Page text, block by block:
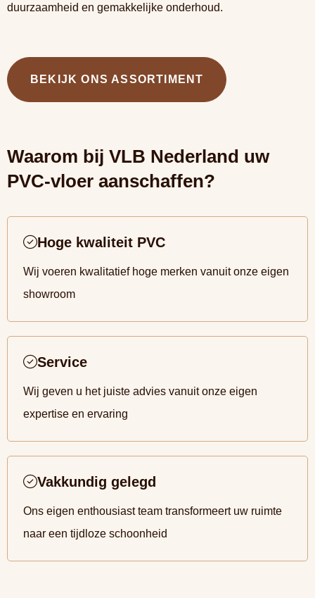
duurzaamheid en gemakkelijke onderhoud.
BEKIJK ONS ASSORTIMENT
Waarom bij VLB Nederland uw
PVC-vloer aanschaffen?
Hoge kwaliteit PVC
Wij voeren kwalitatief hoge merken vanuit onze eigen
showroom
Service
Wij geven u het juiste advies vanuit onze eigen
expertise en ervaring
Vakkundig gelegd
Ons eigen enthousiast team transformeert uw ruimte
naar een tijdloze schoonheid